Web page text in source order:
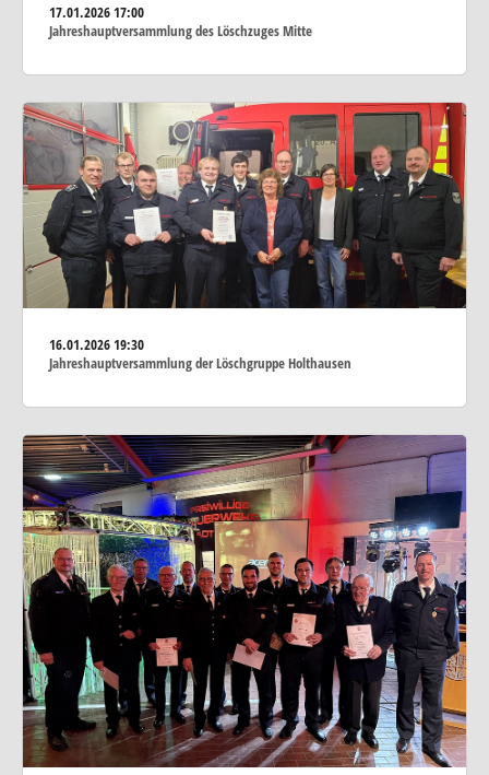
17.01.202617:00
Jahreshauptversammlung des Löschzuges Mitte
16.01.202619:30
Jahreshauptversammlung der Löschgruppe Holthausen